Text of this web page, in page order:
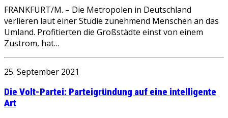
FRANKFURT/M. – Die Metropolen in Deutschland
verlieren laut einer Studie zunehmend Menschen an das
Umland. Profitierten die Großstädte einst von einem
Zustrom, hat…
25. September 2021
Die Volt-Partei: Parteigründung auf eine intelligente
Art